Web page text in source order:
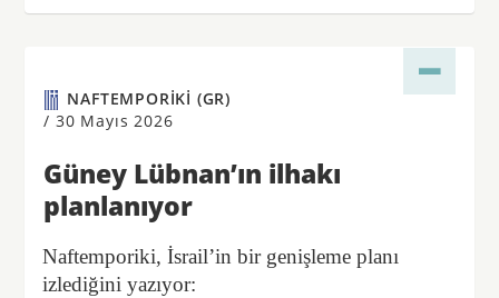
NAFTEMPORIKI (GR)
/ 30 Mayıs 2026
Güney Lübnan’ın ilhakı
planlanıyor
Naftemporiki, İsrail’in bir genişleme planı
izlediğini yazıyor: